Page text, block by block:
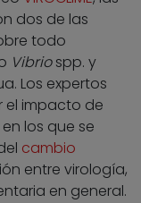
dos de las
todo
Vibriospp. y
Los expertos
el impacto de
los que se
cambio
entre virología,
en general.